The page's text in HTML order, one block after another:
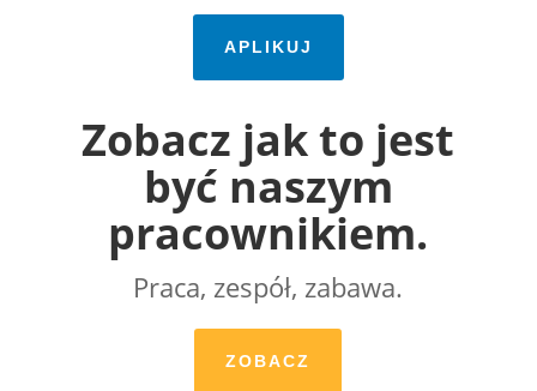
APLIKUJ
Zobacz jak to jest
być naszym
pracownikiem.
Praca, zespół, zabawa.
ZOBACZ